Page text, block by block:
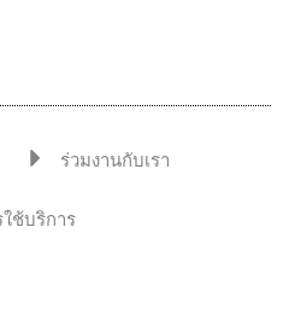
ร่วมงานกับเรา
ใช้บริการ